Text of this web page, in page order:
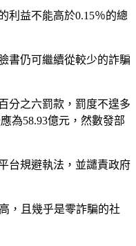
利益不能高於0.15％的總
書仍可繼續從較少的詐騙
分之六罰款，罰度不遑多
為58.93億元，然數發部
台規避執法，並譴責政府
，且幾乎是零詐騙的社